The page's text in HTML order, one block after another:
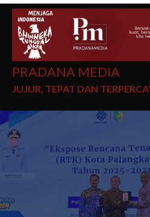
PRADANA MEDIA
JUJUR, TEPAT DAN